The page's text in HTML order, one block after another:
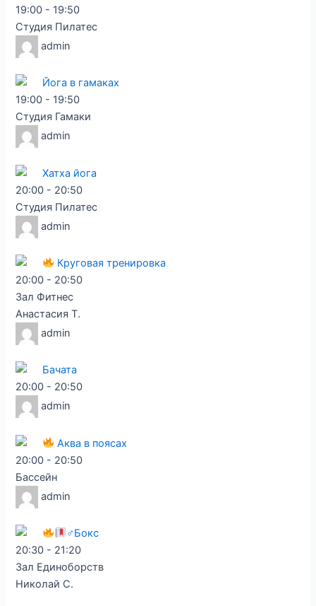
19:00 - 19:50
Студия Пилатес
admin
Йога в гамаках
19:00 - 19:50
Студия Гамаки
admin
Хатха йога
20:00 - 20:50
Студия Пилатес
admin
Круговая тренировка
20:00 - 20:50
Зал Фитнес
Анастасия Т.
admin
Бачата
20:00 - 20:50
admin
Аква в поясах
20:00 - 20:50
Бассейн
admin
♂Бокс
20:30 - 21:20
Зал Единоборств
Николай С.